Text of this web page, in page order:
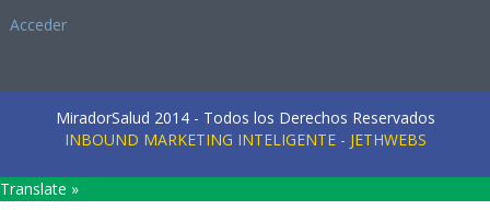
Acceder
MiradorSalud 2014 - Todos los Derechos Reservados
INBOUND MARKETING INTELIGENTE - JETHWEBS
Translate »